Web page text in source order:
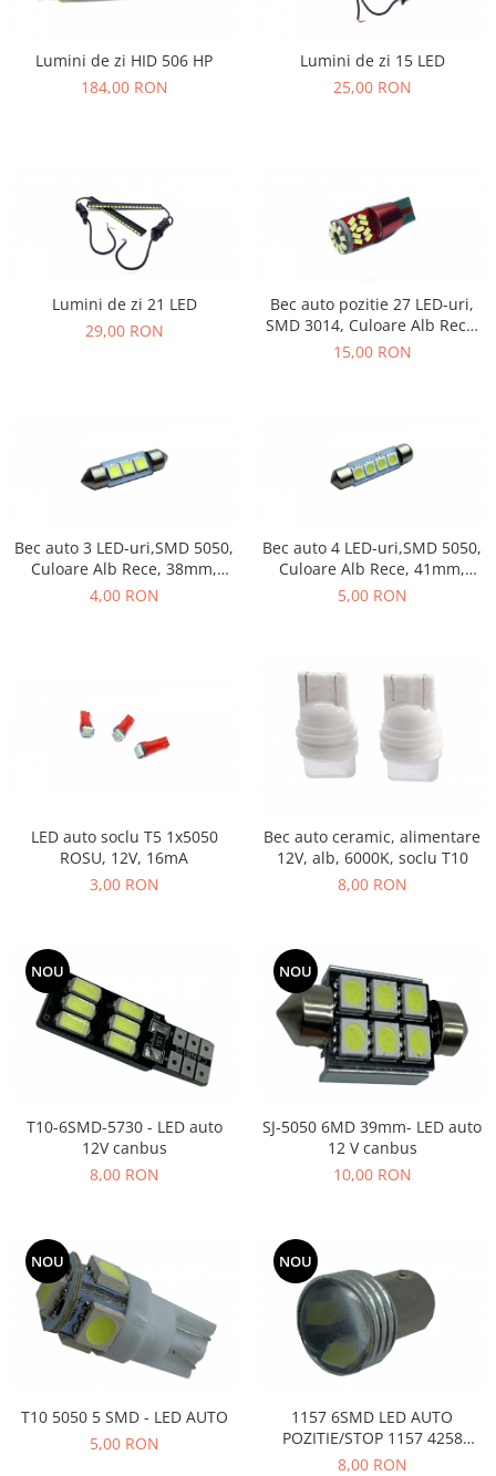
Lumini de zi HID 506 HP
184,00 RON
Lumini de zi 15 LED
25,00 RON
Lumini de zi 21 LED
29,00 RON
Bec auto pozitie 27 LED-uri,
SMD 3014, Culoare Alb Rece,
Alimentare 12V, soclu T10
15,00 RON
Bec auto 3 LED-uri,SMD 5050,
Culoare Alb Rece, 38mm,
Alimentare 12V, plafoniera,
4,00 RON
Bec auto 4 LED-uri,SMD 5050,
Culoare Alb Rece, 41mm,
Alimentare 12V, plafoniera,
5,00 RON
LED auto soclu T5 1x5050
ROSU, 12V, 16mA
3,00 RON
Bec auto ceramic, alimentare
12V, alb, 6000K, soclu T10
8,00 RON
NOU
T10-6SMD-5730 - LED auto
12V canbus
8,00 RON
NOU
SJ-5050 6MD 39mm- LED auto
12 V canbus
10,00 RON
NOU
T10 5050 5 SMD - LED AUTO
5,00 RON
NOU
1157 6SMD LED AUTO
POZITIE/STOP 1157 4258
6SMD
8,00 RON